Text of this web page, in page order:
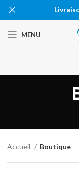
MENU
Accueil Boutique